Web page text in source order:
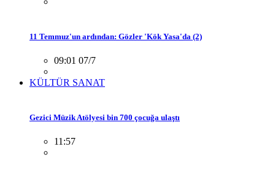
11 Temmuz'un ardından: Gözler 'Kök Yasa'da (2)
09:01 07/7
KÜLTÜR SANAT
Gezici Müzik Atölyesi bin 700 çocuğa ulaştı
11:57